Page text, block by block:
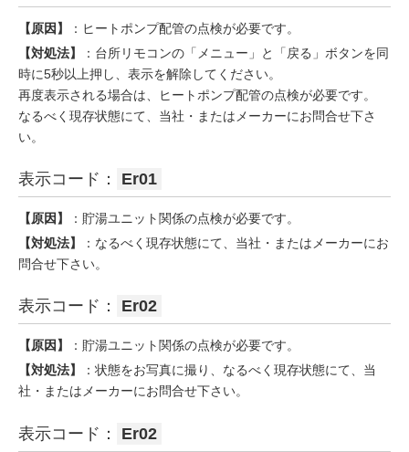
【原因】
：ヒートポンプ配管の点検が必要です。
【対処法】
：台所リモコンの「メニュー」と「戻る」ボタンを同
時に5秒以上押し、表示を解除してください。
再度表示される場合は、ヒートポンプ配管の点検が必要です。
なるべく現存状態にて、当社・またはメーカーにお問合せ下さ
い。
表示コード： Er01
【原因】
：貯湯ユニット関係の点検が必要です。
【対処法】
：なるべく現存状態にて、当社・またはメーカーにお
問合せ下さい。
表示コード： Er02
【原因】
：貯湯ユニット関係の点検が必要です。
【対処法】
：状態をお写真に撮り、なるべく現存状態にて、当
社・またはメーカーにお問合せ下さい。
表示コード： Er02